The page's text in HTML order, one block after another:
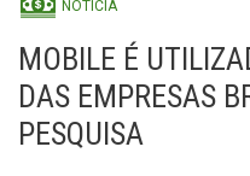
NOTÍCIA
MOBILE É
DAS EMPRESAS
PESQUISA